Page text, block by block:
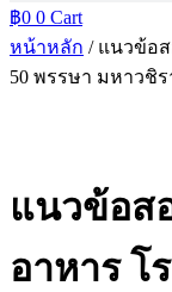
฿0 0 Cart
หน้าหลัก / แนวข้อ
50 พรรษา มหาวชิ
แนวข้อส
อาหาร โ